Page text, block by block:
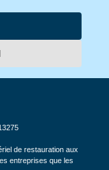
de restauration aux
entreprises que les